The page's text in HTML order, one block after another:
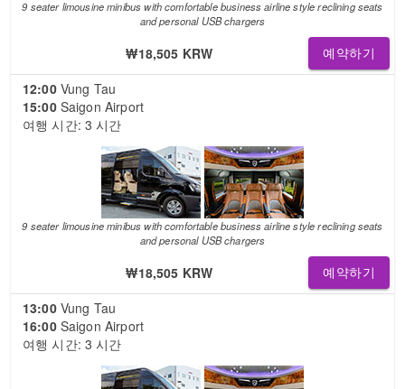
9 seater limousine minibus with comfortable business airline style reclining seats
and personal USB chargers
₩18,505 KRW 예약하기
12:00Vung Tau
15:00Saigon Airport
여행 시간: 3 시간
9 seater limousine minibus with comfortable business airline style reclining seats
and personal USB chargers
₩18,505 KRW 예약하기
13:00Vung Tau
16:00Saigon Airport
여행 시간: 3 시간